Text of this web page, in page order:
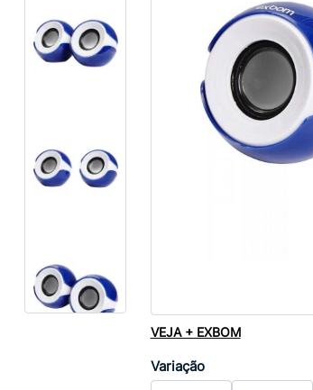
VEJA + EXBOM
Variação